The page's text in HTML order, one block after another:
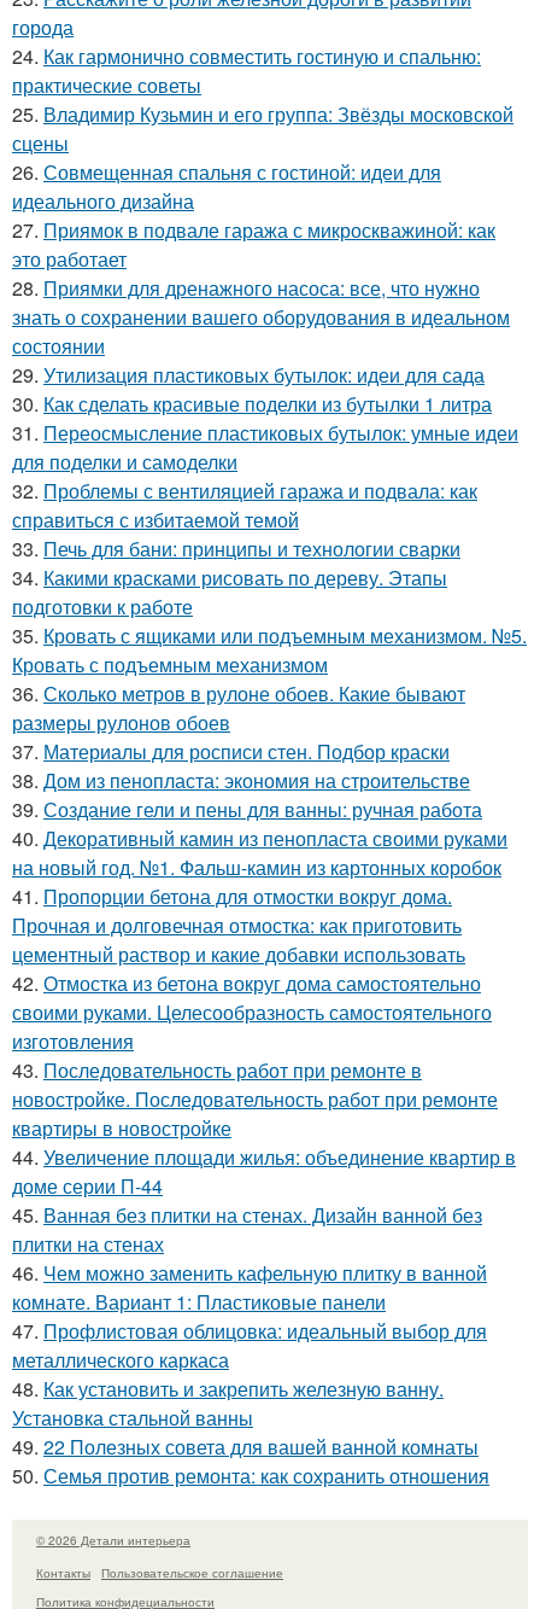
города
24. Как гармонично совместить гостиную и спальню:
практические советы
25. Владимир Кузьмин и его группа: Звёзды московской
сцены
26. Совмещенная спальня с гостиной: идеи для
идеального дизайна
27. Приямок в подвале гаража с микроскважиной: как
это работает
28. Приямки для дренажного насоса: все, что нужно
знать о сохранении вашего оборудования в идеальном
состоянии
29. Утилизация пластиковых бутылок: идеи для сада
30. Как сделать красивые поделки из бутылки 1 литра
31. Переосмысление пластиковых бутылок: умные идеи
для поделки и самоделки
32. Проблемы с вентиляцией гаража и подвала: как
справиться с избитаемой темой
33. Печь для бани: принципы и технологии сварки
34. Какими красками рисовать по дереву. Этапы
подготовки к работе
35. Кровать с ящиками или подъемным механизмом. №5.
Кровать с подъемным механизмом
36. Сколько метров в рулоне обоев. Какие бывают
размеры рулонов обоев
37. Материалы для росписи стен. Подбор краски
38. Дом из пенопласта: экономия на строительстве
39. Создание гели и пены для ванны: ручная работа
40. Декоративный камин из пенопласта своими руками
на новый год. №1. Фальш-камин из картонных коробок
41. Пропорции бетона для отмостки вокруг дома.
Прочная и долговечная отмостка: как приготовить
цементный раствор и какие добавки использовать
42. Отмостка из бетона вокруг дома самостоятельно
своими руками. Целесообразность самостоятельного
изготовления
43. Последовательность работ при ремонте в
новостройке. Последовательность работ при ремонте
квартиры в новостройке
44. Увеличение площади жилья: объединение квартир в
доме серии П-44
45. Ванная без плитки на стенах. Дизайн ванной без
плитки на стенах
46. Чем можно заменить кафельную плитку в ванной
комнате. Вариант 1: Пластиковые панели
47. Профлистовая облицовка: идеальный выбор для
металлического каркаса
48. Как установить и закрепить железную ванну.
Установка стальной ванны
49. 22 Полезных совета для вашей ванной комнаты
50. Семья против ремонта: как сохранить отношения
© 2026 Детали интерьера
Контакты
Пользовательское соглашение
Политика конфидециальности